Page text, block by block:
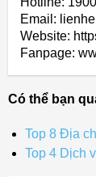
Email:
Website:
Fanpage:
Có thể bạn
Top 8 Địa
Top 4 Dịch